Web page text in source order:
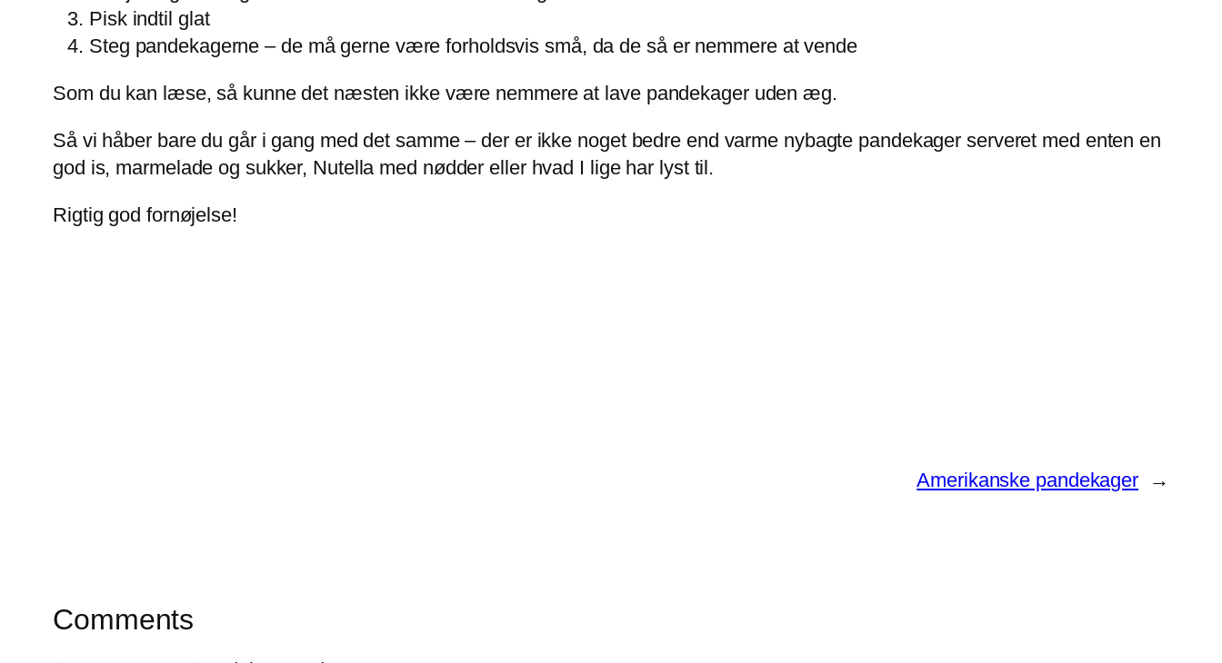
Pisk indtil glat
Steg pandekagerne – de må gerne være forholdsvis små, da de så er nemmere at vende
Som du kan læse, så kunne det næsten ikke være nemmere at lave pandekager uden æg.
Så vi håber bare du går i gang med det samme – der er ikke noget bedre end varme nybagte pandekager serveret med enten en
god is, marmelade og sukker, Nutella med nødder eller hvad I lige har lyst til.
Rigtig god fornøjelse!
Amerikanske pandekager →
Comments